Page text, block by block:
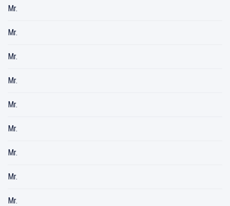
Mr.
Mr.
Mr.
Mr.
Mr.
Mr.
Mr.
Mr.
Mr.